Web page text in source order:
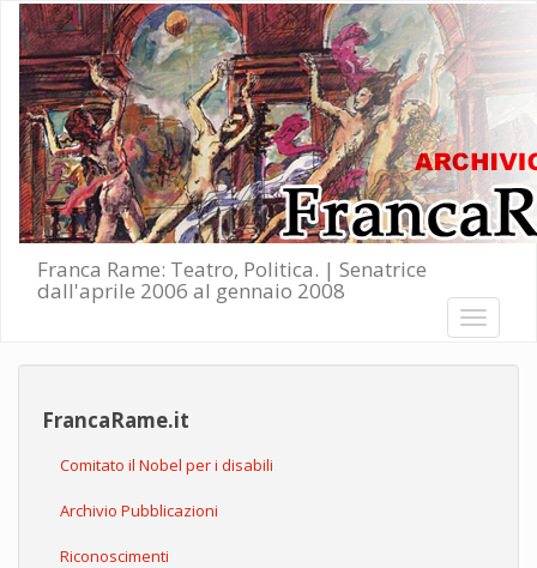
Salta al contenuto principale
Franca Rame: Teatro, Politica. | Senatrice
dall'aprile 2006 al gennaio 2008
Toggle
FrancaRame.it
Comitato il Nobel per i disabili
Archivio Pubblicazioni
Riconoscimenti